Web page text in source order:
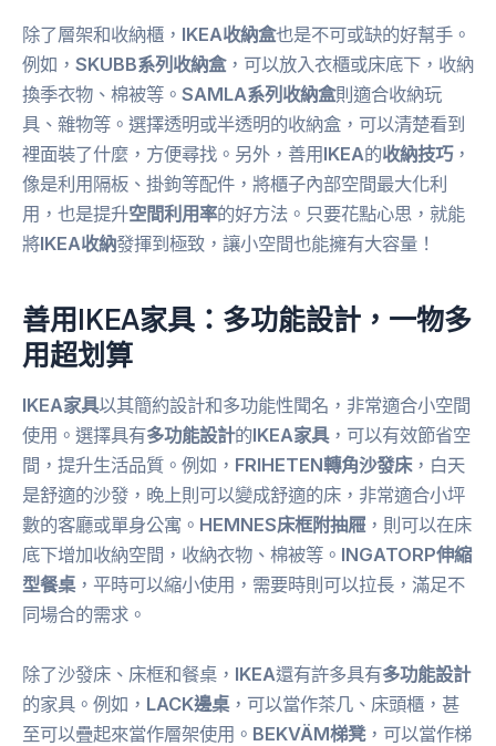
除了層架和收納櫃， IKEA收納盒也是不可或缺的好幫手。
例如， SKUBB系列收納盒，可以放入衣櫃或床底下，收納
換季衣物、棉被等。 SAMLA系列收納盒則適合收納玩
具、雜物等。選擇透明或半透明的收納盒，可以清楚看到
裡面裝了什麼，方便尋找。另外，善用IKEA的收納技巧，
像是利用隔板、掛鉤等配件，將櫃子內部空間最大化利
用，也是提升空間利用率的好方法。只要花點心思，就能
將IKEA收納發揮到極致，讓小空間也能擁有大容量！
善用IKEA家具：多功能設計，一物多
用超划算
IKEA家具以其簡約設計和多功能性聞名，非常適合小空間
使用。選擇具有多功能設計的IKEA家具，可以有效節省空
間，提升生活品質。例如， FRIHETEN轉角沙發床，白天
是舒適的沙發，晚上則可以變成舒適的床，非常適合小坪
數的客廳或單身公寓。 HEMNES床框附抽屜 ，則可以在床
底下增加收納空間，收納衣物、棉被等。 INGATORP伸縮
型餐桌，平時可以縮小使用，需要時則可以拉長，滿足不
同場合的需求。
除了沙發床、床框和餐桌， IKEA還有許多具有多功能設計
的家具。例如， LACK邊桌，可以當作茶几、床頭櫃，甚
至可以疊起來當作層架使用。 BEKVÄM梯凳，可以當作梯